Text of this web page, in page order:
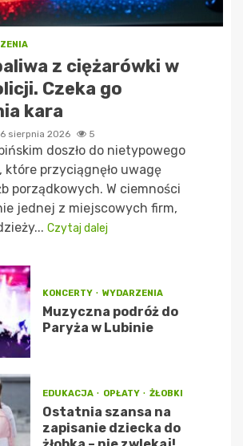
z ciężarówki w
Czeka go
kara
6 sierpnia 2026 5
doszło do nietypowego
które przyciągnęło uwagę
porządkowych. W ciemności
jednej z miejscowych firm,
Czytaj dalej
KONCERTY WYDARZENIA
Muzyczna podróż do
Paryża w Lubinie
EDUKACJA OPŁATY ŻŁOBKI
Ostatnia szansa na
zapisanie dziecka do